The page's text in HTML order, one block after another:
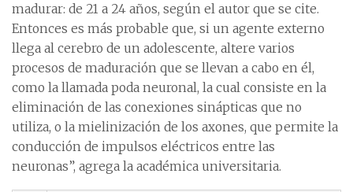
madurar: de 21 a 24 años, según el autor que se cite.
Entonces es más probable que, si un agente externo
llega al cerebro de un adolescente, altere varios
procesos de maduración que se llevan a cabo en él,
como la llamada poda neuronal, la cual consiste en la
eliminación de las conexiones sinápticas que no
utiliza, o la mielinización de los axones, que permite la
conducción de impulsos eléctricos entre las
neuronas”, agrega la académica universitaria.